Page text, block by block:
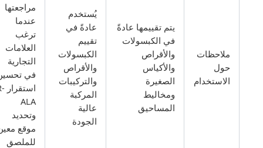
ملاحظات
حول
الاستخدام
يتم تقييمها عادةً
في الكبسولات
والأقراص
والأكياس
الصغيرة
ومخاليط
المساحيق
يُستخدم
عادةً في
تقييم
الكبسولات
والأقراص
والتركيبات
المركبة
عالية
الجودة
مراجعتها
عندما
ترغب
العلامات
التجارية
في تحسين
استقرار R-
ALA
وتحديد
موقع معين
للملصق